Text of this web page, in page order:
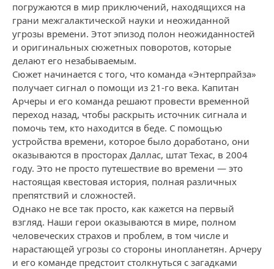
погружаются в мир приключений, находящихся на
грани межгалактической науки и неожиданной
угрозы времени. Этот эпизод полон неожиданностей
и оригинальных сюжетных поворотов, которые
делают его незабываемым.
Сюжет начинается с того, что команда «Энтерпрайза»
получает сигнал о помощи из 21-го века. Капитан
Арчеры и его команда решают провести временной
переход назад, чтобы раскрыть источник сигнала и
помочь тем, кто находится в беде. С помощью
устройства времени, которое было доработано, они
оказываются в просторах Даллас, штат Техас, в 2004
году. Это не просто путешествие во времени — это
настоящая квестовая история, полная различных
препятствий и сложностей.
Однако не все так просто, как кажется на первый
взгляд. Наши герои оказываются в мире, полном
человеческих страхов и проблем, в том числе и
нарастающей угрозы со стороны инопланетян. Арчеру
и его команде предстоит столкнуться с загадками